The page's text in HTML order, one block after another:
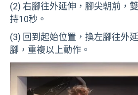
(2) 右腳往外延伸，腳尖朝前，
持10秒。
(3) 回到起始位置，換左腳往外
腳，重複以上動作。